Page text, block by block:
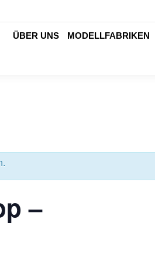
ÜBER UNS MODELLFABRIKEN
–